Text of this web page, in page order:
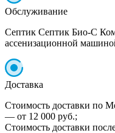
Обслуживание
Септик Септик Био-С
ассенизационной
Доставка
Стоимость доставки по
— от 12 000 руб.;
Стоимость доставки